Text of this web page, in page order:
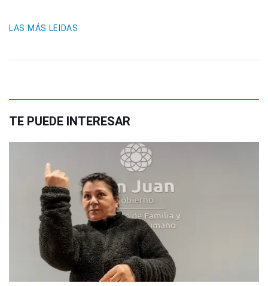
LAS MÁS LEIDAS
TE PUEDE INTERESAR